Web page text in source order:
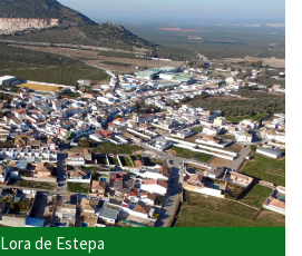
Lora de Estepa